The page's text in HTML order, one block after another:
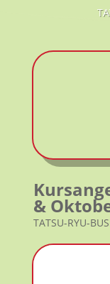
&
TATSU-RYU-